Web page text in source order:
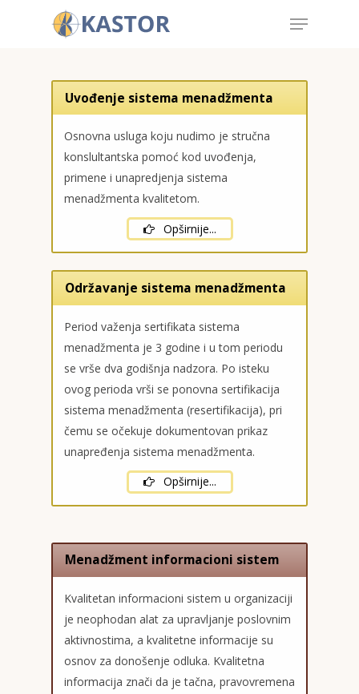
Hit enter to search or ESC to close
Uvođenje sistema menadžmenta
Osnovna usluga koju nudimo je stručna
konslultantska pomoć kod uvođenja,
primene i unapredjenja sistema
menadžmenta kvalitetom.
Opširnije...
Održavanje sistema menadžmenta
Period važenja sertifikata sistema
menadžmenta je 3 godine i u tom periodu
se vrše dva godišnja nadzora. Po isteku
ovog perioda vrši se ponovna sertifikacija
sistema menadžmenta (resertifikacija), pri
čemu se očekuje dokumentovan prikaz
unapređenja sistema menadžmenta.
Opširnije...
Menadžment informacioni sistem
Kvalitetan informacioni sistem u organizaciji
je neophodan alat za upravljanje poslovnim
aktivnostima, a kvalitetne informacije su
osnov za donošenje odluka. Kvalitetna
informacija znači da je tačna, pravovremena
Naslovna